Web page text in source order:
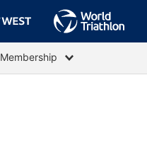
Membership